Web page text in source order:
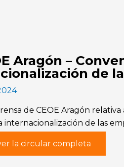
Aragón –
de
de CEOE Aragón
de las
la circular completa